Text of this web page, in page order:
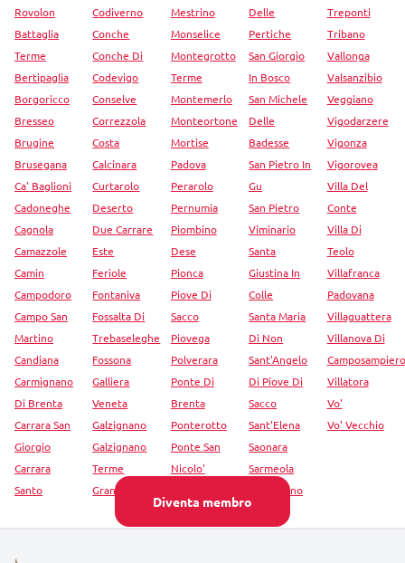
Diventa membro
Rovolon
Battaglia
Terme
Bertipaglia
Borgoricco
Bresseo
Brugine
Brusegana
Ca' Baglioni
Cadoneghe
Cagnola
Camazzole
Camin
Campodoro
Campo San
Martino
Candiana
Carmignano
Di Brenta
Carrara San
Giorgio
Carrara
Santo
Codiverno
Conche
Conche Di
Codevigo
Conselve
Correzzola
Costa
Calcinara
Curtarolo
Deserto
Due Carrare
Este
Feriole
Fontaniva
Fossalta Di
Trebaseleghe
Fossona
Galliera
Veneta
Galzignano
Galzignano
Terme
Grantorto
Mestrino
Monselice
Montegrotto
Terme
Montemerlo
Monteortone
Mortise
Padova
Perarolo
Pernumia
Piombino
Dese
Pionca
Piove Di
Sacco
Piovega
Polverara
Ponte Di
Brenta
Ponterotto
Ponte San
Nicolo'
Delle
Pertiche
San Giorgio
In Bosco
San Michele
Delle
Badesse
San Pietro In
Gu
San Pietro
Viminario
Santa
Giustina In
Colle
Santa Maria
Di Non
Sant'Angelo
Di Piove Di
Sacco
Sant'Elena
Saonara
Sarmeola
Selvazzano
Treponti
Tribano
Vallonga
Valsanzibio
Veggiano
Vigodarzere
Vigonza
Vigorovea
Villa Del
Conte
Villa Di
Teolo
Villafranca
Padovana
Villaguattera
Villanova Di
Camposampiero
Villatora
Vo'
Vo' Vecchio